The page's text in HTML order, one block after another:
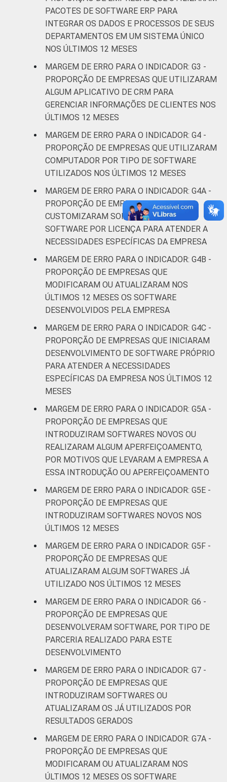
Atividades
imobiliárias;
Atividades
científicas e
técnicas;
Atividades
administrativas
e serviços
complentares
7,1 7,1
Informação e
Comunicação
3,5 3,4
Artes, cultura,
esporte e
recreação;
Outras
atividades de
serviços
7,2 7,2
* Base: 1678 empresas que declararam usar
computador e que desenvolveram software
próprio, com 10 ou mais pessoas ocupadas,
CNAE 2.0 (C, F, G, H, I, J, L, M, N, R e S).
Estimativa: 116426 empresas. Respostas
estimuladas. Dados coletados entre
setembro de 2014 e março de 2015.
Fonte: NIC.br - set 2014 / mar 2015
PACOTES DE SOFTWARE ERP PARA
INTEGRAR OS DADOS E PROCESSOS DE SEUS
DEPARTAMENTOS EM UM SISTEMA ÚNICO
NOS ÚLTIMOS 12 MESES
MARGEM DE ERRO PARA O INDICADOR: G3 -
PROPORÇÃO DE EMPRESAS QUE UTILIZARAM
ALGUM APLICATIVO DE CRM PARA
GERENCIAR INFORMAÇÕES DE CLIENTES NOS
ÚLTIMOS 12 MESES
MARGEM DE ERRO PARA O INDICADOR: G4 -
PROPORÇÃO DE EMPRESAS QUE UTILIZARAM
COMPUTADOR POR TIPO DE SOFTWARE
UTILIZADOS NOS ÚLTIMOS 12 MESES
MARGEM DE ERRO PARA O INDICADOR: G4A -
PROPORÇÃO DE EMPRESAS QUE
CUSTOMIZARAM SOFTWARE LIVRE OU
SOFTWARE POR LICENÇA PARA ATENDER A
NECESSIDADES ESPECÍFICAS DA EMPRESA
MARGEM DE ERRO PARA O INDICADOR: G4B -
PROPORÇÃO DE EMPRESAS QUE
MODIFICARAM OU ATUALIZARAM NOS
ÚLTIMOS 12 MESES OS SOFTWARE
DESENVOLVIDOS PELA EMPRESA
MARGEM DE ERRO PARA O INDICADOR: G4C -
PROPORÇÃO DE EMPRESAS QUE INICIARAM
DESENVOLVIMENTO DE SOFTWARE PRÓPRIO
PARA ATENDER A NECESSIDADES
ESPECÍFICAS DA EMPRESA NOS ÚLTIMOS 12
MESES
MARGEM DE ERRO PARA O INDICADOR: G5A -
PROPORÇÃO DE EMPRESAS QUE
INTRODUZIRAM SOFTWARES NOVOS OU
REALIZARAM ALGUM APERFEIÇOAMENTO,
POR MOTIVOS QUE LEVARAM A EMPRESA A
ESSA INTRODUÇÃO OU APERFEIÇOAMENTO
MARGEM DE ERRO PARA O INDICADOR: G5E -
PROPORÇÃO DE EMPRESAS QUE
INTRODUZIRAM SOFTWARES NOVOS NOS
ÚLTIMOS 12 MESES
MARGEM DE ERRO PARA O INDICADOR: G5F -
PROPORÇÃO DE EMPRESAS QUE
ATUALIZARAM ALGUM SOFTWARES JÁ
UTILIZADO NOS ÚLTIMOS 12 MESES
MARGEM DE ERRO PARA O INDICADOR: G6 -
PROPORÇÃO DE EMPRESAS QUE
DESENVOLVERAM SOFTWARE, POR TIPO DE
PARCERIA REALIZADO PARA ESTE
DESENVOLVIMENTO
MARGEM DE ERRO PARA O INDICADOR: G7 -
PROPORÇÃO DE EMPRESAS QUE
INTRODUZIRAM SOFTWARES OU
ATUALIZARAM OS JÁ UTILIZADOS POR
RESULTADOS GERADOS
MARGEM DE ERRO PARA O INDICADOR: G7A -
PROPORÇÃO DE EMPRESAS QUE
MODIFICARAM OU ATUALIZARAM NOS
ÚLTIMOS 12 MESES OS SOFTWARE